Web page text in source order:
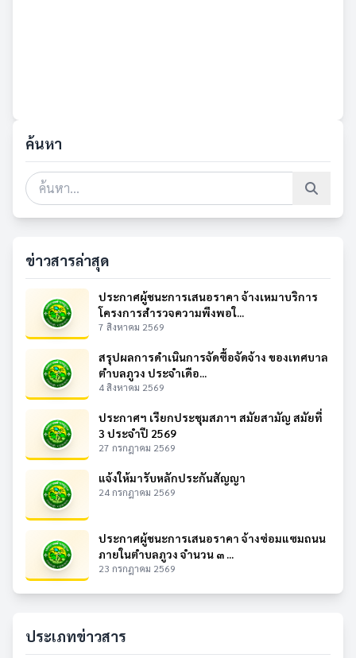
ค้นหา
ข่าวสารล่าสุด
ประกาศผู้ชนะการเสนอราคา จ้างเหมาบริการ
โครงการสำรวจความพึงพอใ...
7 สิงหาคม 2569
สรุปผลการดำเนินการจัดซื้อจัดจ้าง ของเทศบาล
ตำบลภูวง ประจำเดือ...
4 สิงหาคม 2569
ประกาศฯ เรียกประชุมสภาฯ สมัยสามัญ สมัยที่
3 ประจำปี 2569
27 กรกฎาคม 2569
แจ้งให้มารับหลักประกันสัญญา
24 กรกฎาคม 2569
ประกาศผู้ชนะการเสนอราคา จ้างซ่อมแซมถนน
ภายในตำบลภูวง จำนวน ๓ ...
23 กรกฎาคม 2569
ประเภทข่าวสาร